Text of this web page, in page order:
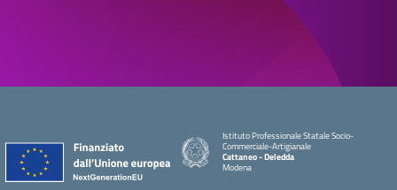
Istituto Professionale Statale Socio-
Commerciale-Artigianale
Cattaneo - Deledda
Modena